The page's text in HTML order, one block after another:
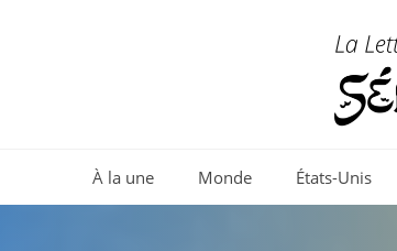
À la une Monde États-Unis